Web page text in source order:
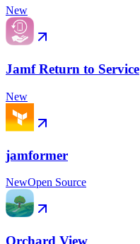
New
Jamf Return to Service
New
jamformer
NewOpen Source
Orchard View